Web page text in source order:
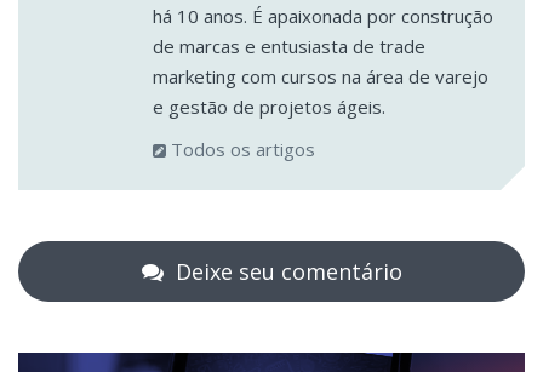
há 10 anos. É apaixonada por construção
de marcas e entusiasta de trade
marketing com cursos na área de varejo
e gestão de projetos ágeis.
Todos os artigos
Deixe seu comentário